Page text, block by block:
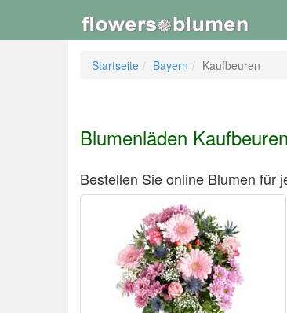
Startseite Bayern Kaufbeuren
Blumenläden Kaufbeuren
Bestellen Sie online Blumen für